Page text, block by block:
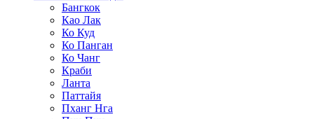
Бангкок
Као Лак
Ко Куд
Ко Панган
Ко Чанг
Краби
Ланта
Паттайя
Пханг Нга